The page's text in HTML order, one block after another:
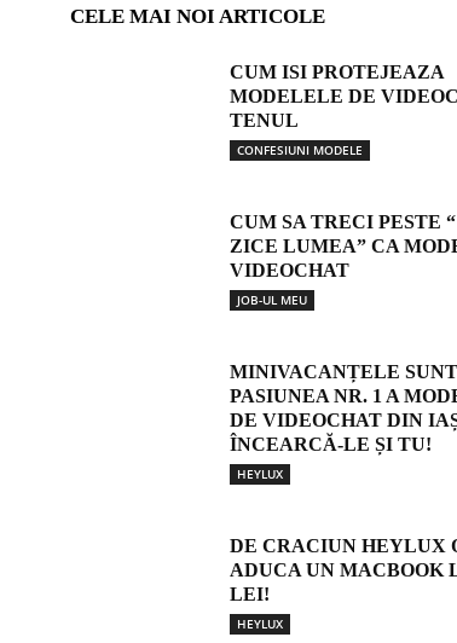
CELE MAI NOI ARTICOLE
CUM ISI PROTEJEAZA
MODELELE DE
TENUL
CONFESIUNI MODELE
CUM SA TRECI PESTE
ZICE LUMEA” CA
VIDEOCHAT
JOB-UL MEU
MINIVACANȚELE SUNT
PASIUNEA NR. 1 A
DE VIDEOCHAT DIN
ÎNCEARCĂ-LE ȘI TU!
HEYLUX
DE CRACIUN HEYLUX
ADUCA UN MACBOOK
LEI!
HEYLUX